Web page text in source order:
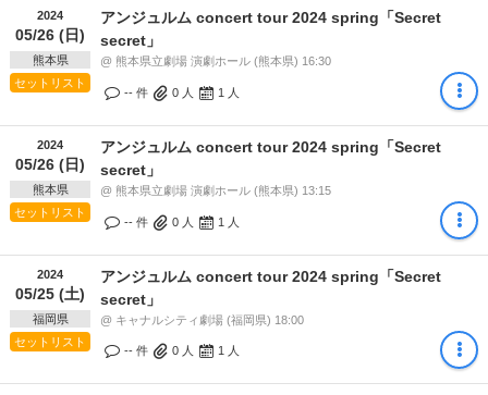
2024
05/26 (日)
熊本県
セットリスト
アンジュルム concert tour 2024 spring「Secret
secret」
@ 熊本県立劇場 演劇ホール (熊本県) 16:30
-- 件 0 人 1 人
2024
05/26 (日)
熊本県
セットリスト
アンジュルム concert tour 2024 spring「Secret
secret」
@ 熊本県立劇場 演劇ホール (熊本県) 13:15
-- 件 0 人 1 人
2024
05/25 (土)
福岡県
セットリスト
アンジュルム concert tour 2024 spring「Secret
secret」
@ キャナルシティ劇場 (福岡県) 18:00
-- 件 0 人 1 人